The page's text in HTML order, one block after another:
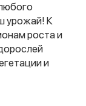
урожай! К
роста и
и